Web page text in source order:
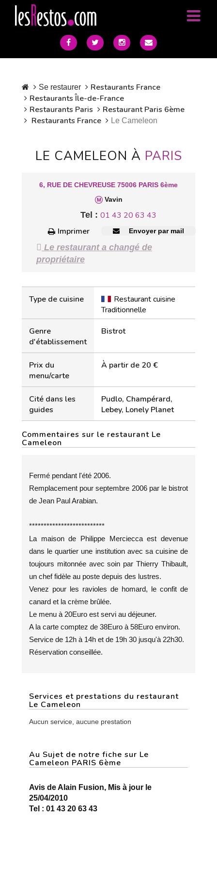
Se restaurer
Restaurants France
Restaurants Île-de-France
Restaurants Paris
Restaurant Paris 6ème
Restaurants France
Le Cameleon
LE CAMELEON À PARIS
6, RUE DE CHEVREUSE 75006 PARIS 6ème
Vavin
Tel : 01 43 20 63 43
Imprimer
Envoyer par mail
Le restaurant a changé de
propriétaire
Type de cuisine
Restaurant cuisine
Traditionnelle
Genre
d'établissement
Bistrot
Prix du
menu/carte
À partir de 20 €
Cité dans les
guides
Pudlo, Champérard,
Lebey, Lonely Planet
Commentaires sur le restaurant Le
Cameleon
Fermé pendant l'été 2006.
Remplacement pour septembre 2006 par le bistrot
de Jean Paul Arabian.
**************************
La maison de Philippe Merciecca est devenue
dans le quartier une institution avec sa cuisine de
toujours mitonnée avec soin par Thierry Thibault,
un chef fidèle au poste depuis des lustres.
Venez pour les ravioles de homard, le confit de
canard et la crème brûlée.
Le menu à 20Euro est servi au déjeuner.
A la carte comptez de 38Euro à 58Euro environ.
Service de 12h à 14h et de 19h 30 jusqu'à 22h30.
Réservation conseillée.
Services et prestations du restaurant
Le Cameleon
Aucun service, aucune prestation
Au Sujet de notre fiche sur Le
Cameleon PARIS 6ème
Avis de Alain Fusion, Mis à jour le
25/04/2010
Tel : 01 43 20 63 43